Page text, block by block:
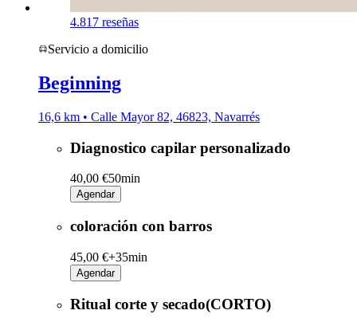
4.817 reseñas
Servicio a domicilio
Beginning
16,6 km • Calle Mayor 82, 46823, Navarrés
Diagnostico capilar personalizado
40,00 €50min
Agendar
coloración con barros
45,00 €+35min
Agendar
Ritual corte y secado(CORTO)